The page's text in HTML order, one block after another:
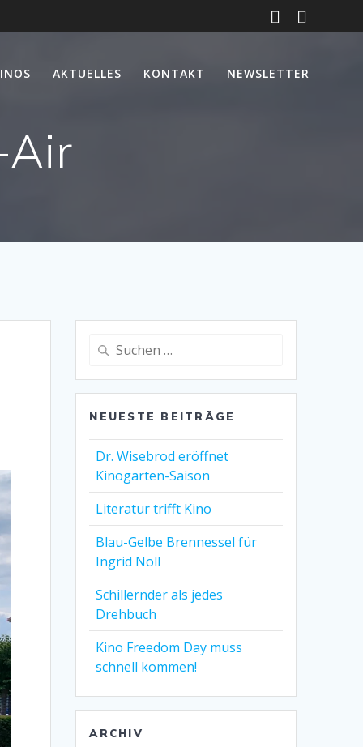
AKTUELLES KONTAKT NEWSLETTER
Air
Suche
nach:
NEUESTE BEITRÄGE
Dr. Wisebrod eröffnet
Kinogarten-Saison
Literatur trifft Kino
Blau-Gelbe Brennessel für
Ingrid Noll
Schillernder als jedes
Drehbuch
Kino Freedom Day muss
schnell kommen!
ARCHIV